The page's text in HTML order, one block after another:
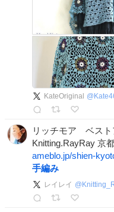
KateOriginal @
リッチモア ベスト
Knitting.RayRay 京
ameblo.jp/shien-
手編み
レイレイ @